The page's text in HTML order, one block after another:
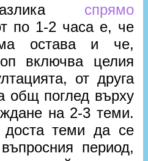
спрямо
по 1-2 часа е, че
остава и че,
включва целия
от друга
общ поглед върху
на 2-3 теми.
теми да се
период,